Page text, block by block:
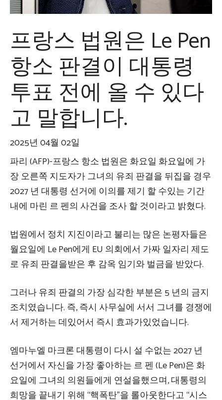
프랑스 법원은 Le Pen
항소 판결이 대통령
투표 전에 올 수 있다
고 말합니다.
2025년 04월 02일
파리 (AFP)-프랑스 항소 법원은 화요일 화요일에 가
장 오른쪽 지도자가 그녀의 유죄 판결을 뒤집을 경우
2027 년 대통령 선거에 이의를 제기 할 수있는 기간
내에 마린 르 펜의 사건을 조사 할 것이라고 밝혔다.
법원에서 정치 지진이라고 불리는 많은 논평자들은
월요일에 Le Pen에게 EU 의회에서 가짜 일자리 제도
로 유죄 판결을받은 후 감옥 임기와 벌금을 받았다.
그러나 유죄 판결의 가장 심각한 부분은 5 년의 금지
조치였습니다. 즉, 즉시 사무실에 서서 그녀를 경쟁에
서 제거하는 데있어서 즉시 효과가있었습니다.
엠마누엘 마크론 대통령이 다시 설 수없는 2027 년
선거에서 자신을 가장 좋아하는 르 펜 (Le Pen)은 화
요일에 그녀의 의원들에게 연설을했으며, 대통령의
희망을 끝내기 위해 “핵폭탄”을 롤아웃한다고 “시스